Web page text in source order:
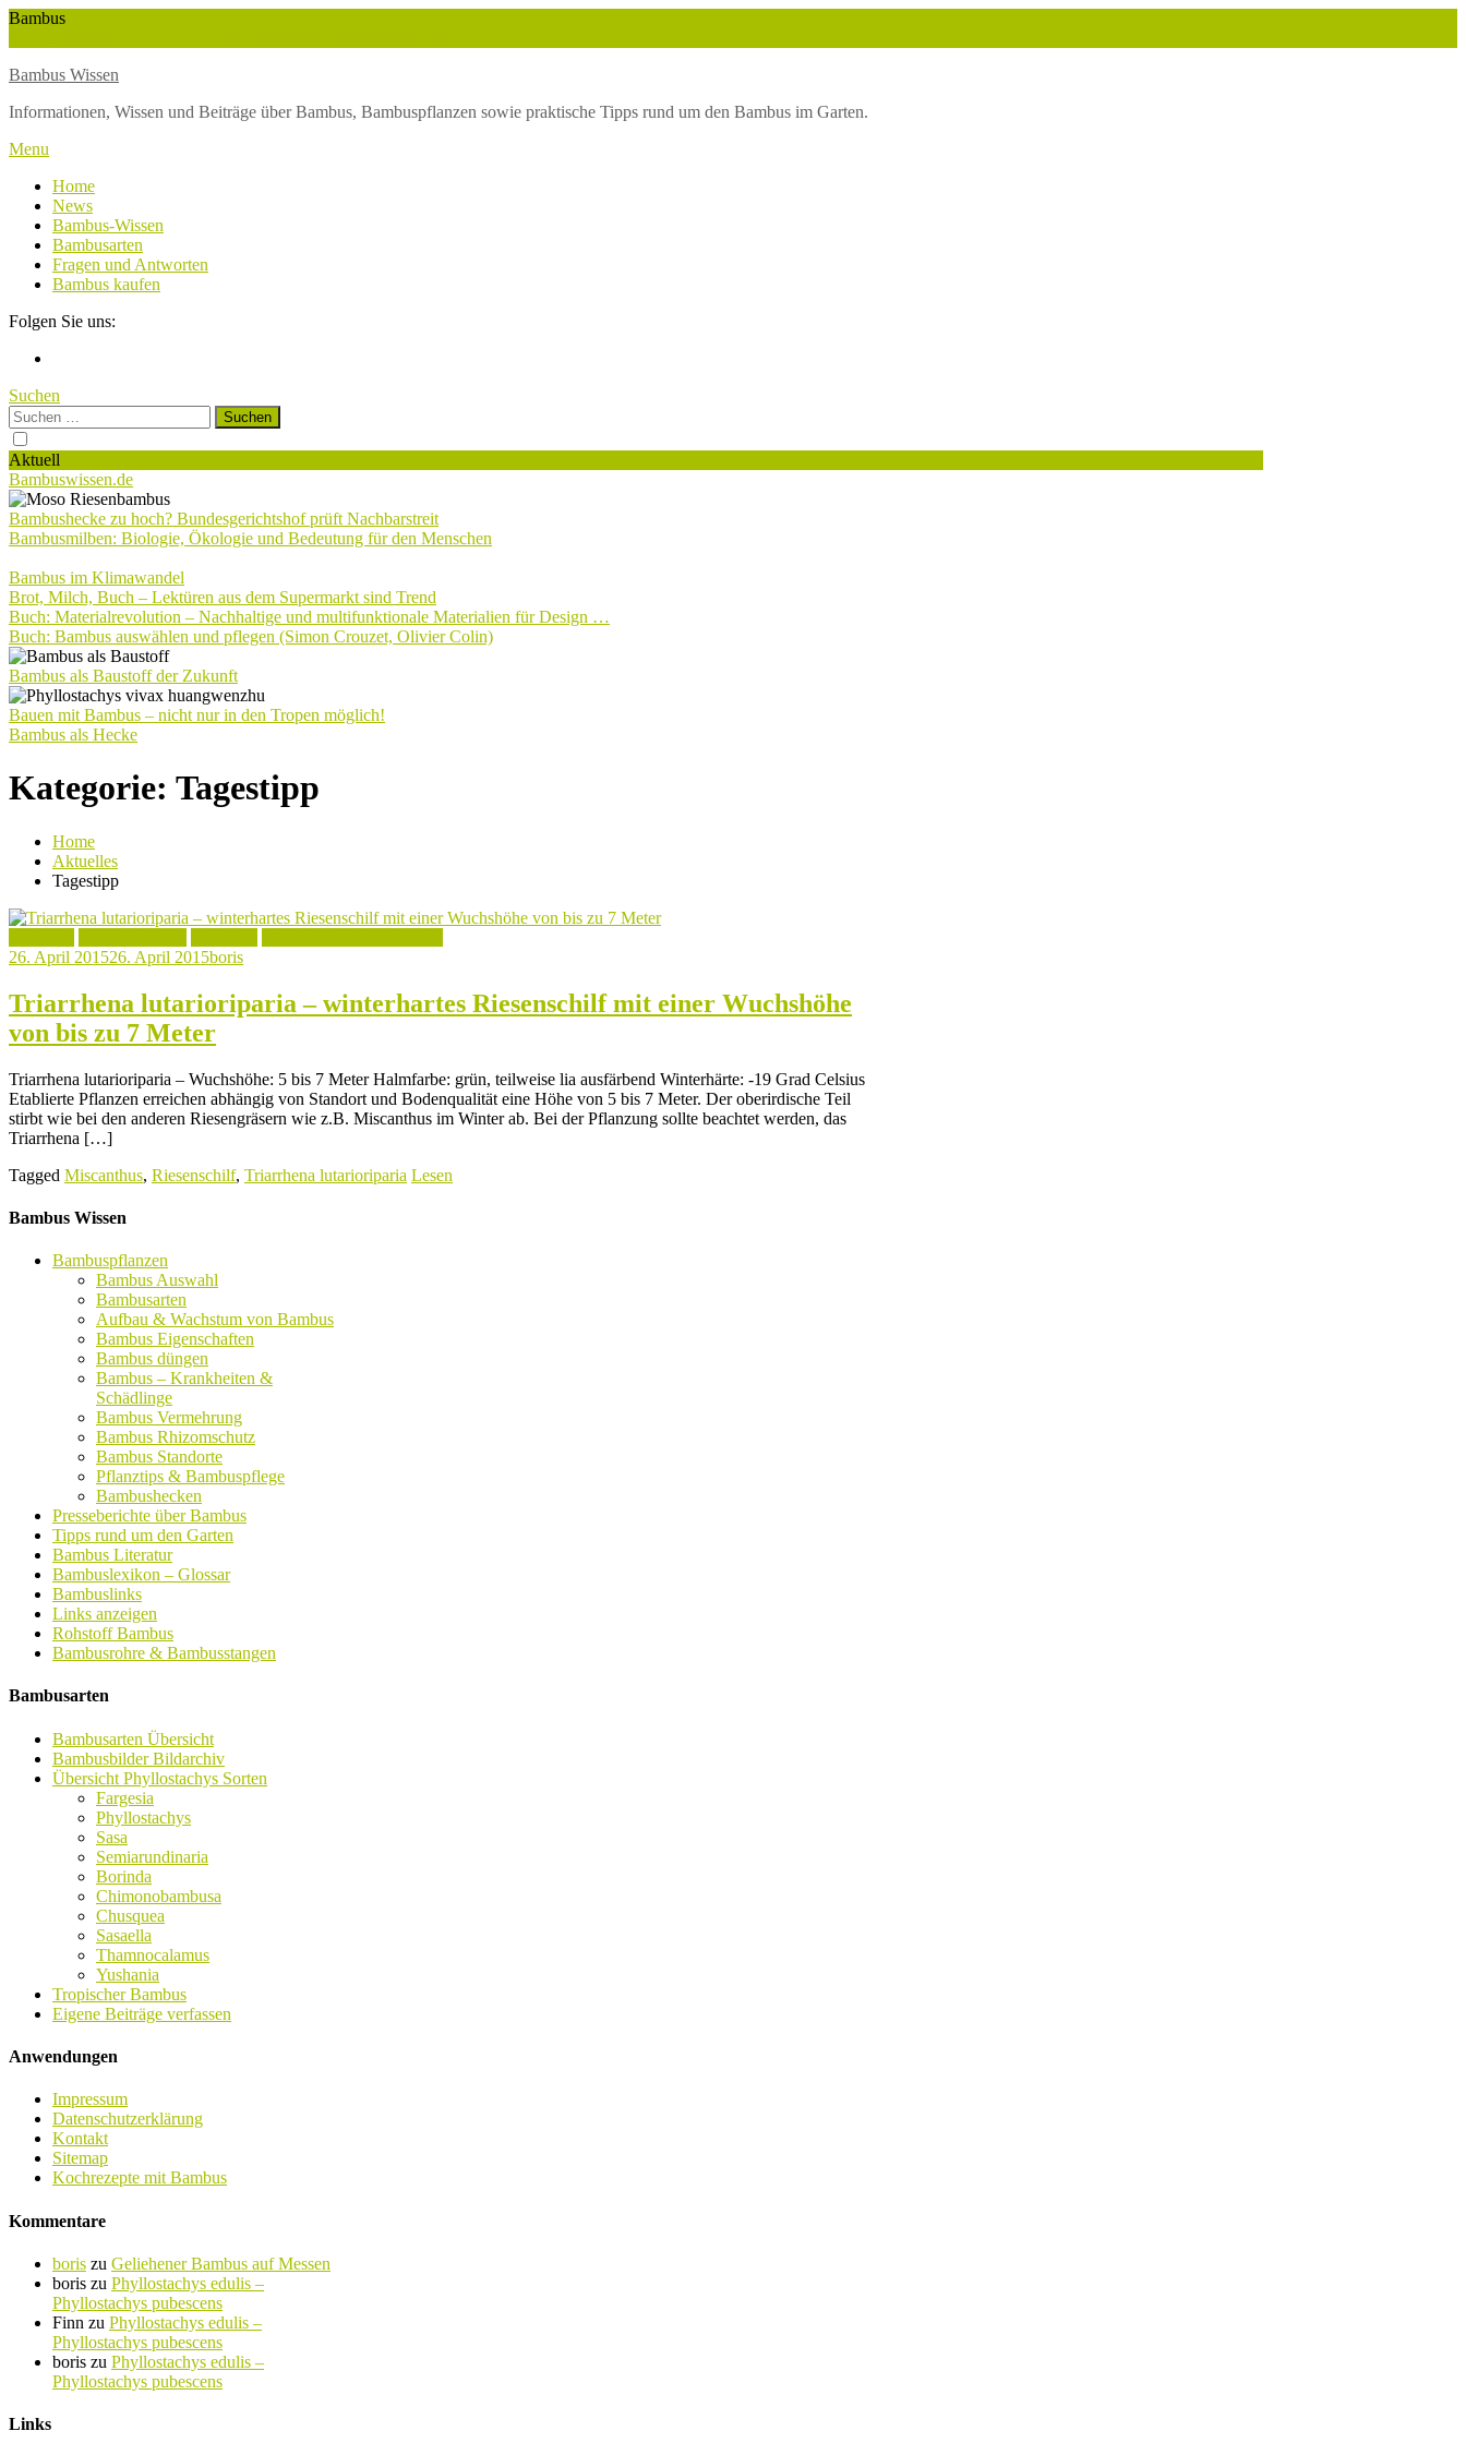
Skip
Bambus
Bambus Wissen
Informationen, Wissen und Beiträge über Bambus, Bambuspflanzen sowie praktische Tipps rund um den Bambus im Garten.
Menu
Home
News
Bambus-Wissen
Bambusarten
Fragen und Antworten
Bambus kaufen
Folgen Sie uns:
Suchen
Suchen
nach:
Aktuell
Bambuswissen.de
Bambushecke zu hoch? Bundesgerichtshof prüft Nachbarstreit
Bambusmilben: Biologie, Ökologie und Bedeutung für den Menschen
Bambus im Klimawandel
Brot, Milch, Buch – Lektüren aus dem Supermarkt sind Trend
Buch: Materialrevolution – Nachhaltige und multifunktionale Materialien für Design …
Buch: Bambus auswählen und pflegen (Simon Crouzet, Olivier Colin)
Bambus als Baustoff der Zukunft
Bauen mit Bambus – nicht nur in den Tropen möglich!
Bambus als Hecke
Kategorie: Tagestipp
Home
Aktuelles
Tagestipp
26. April 201526. April 2015boris
Triarrhena lutarioriparia – winterhartes Riesenschilf mit einer Wuchshöhe
von bis zu 7 Meter
Triarrhena lutarioriparia – Wuchshöhe: 5 bis 7 Meter Halmfarbe: grün, teilweise lia ausfärbend Winterhärte: -19 Grad Celsius
Etablierte Pflanzen erreichen abhängig von Standort und Bodenqualität eine Höhe von 5 bis 7 Meter. Der oberirdische Teil
stirbt wie bei den anderen Riesengräsern wie z.B. Miscanthus im Winter ab. Bei der Pflanzung sollte beachtet werden, das
Triarrhena […]
Tagged Miscanthus, Riesenschilf, Triarrhena lutarioriparia Lesen
Bambus Wissen
Bambuspflanzen
Bambus Auswahl
Bambusarten
Aufbau & Wachstum von Bambus
Bambus Eigenschaften
Bambus düngen
Bambus – Krankheiten &
Schädlinge
Bambus Vermehrung
Bambus Rhizomschutz
Bambus Standorte
Pflanztips & Bambuspflege
Bambushecken
Presseberichte über Bambus
Tipps rund um den Garten
Bambus Literatur
Bambuslexikon – Glossar
Bambuslinks
Links anzeigen
Rohstoff Bambus
Bambusrohre & Bambusstangen
Bambusarten
Bambusarten Übersicht
Bambusbilder Bildarchiv
Übersicht Phyllostachys Sorten
Fargesia
Phyllostachys
Sasa
Semiarundinaria
Borinda
Chimonobambusa
Chusquea
Sasaella
Thamnocalamus
Yushania
Tropischer Bambus
Eigene Beiträge verfassen
Anwendungen
Impressum
Datenschutzerklärung
Kontakt
Sitemap
Kochrezepte mit Bambus
Kommentare
boris zu Geliehener Bambus auf Messen
boris zu Phyllostachys edulis –
Phyllostachys pubescens
Finn zu Phyllostachys edulis –
Phyllostachys pubescens
boris zu Phyllostachys edulis –
Phyllostachys pubescens
Links